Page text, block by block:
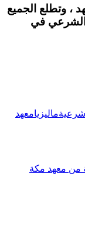
، وتطلع الجميع
الشرعي في
ماليزيامعهد
من معهد مكة